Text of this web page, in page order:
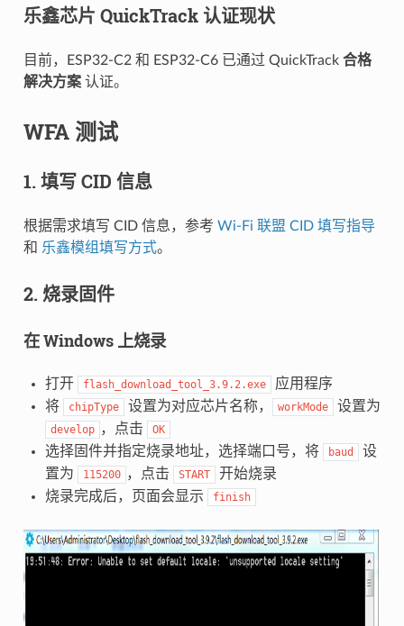
乐鑫芯片 QuickTrack 认证现状
目前，ESP32-C2 和 ESP32-C6 已通过 QuickTrack 合格
解决方案认证。
WFA 测试
1. 填写 CID 信息
根据需求填写 CID 信息，参考 Wi-Fi 联盟 CID 填写指导
和 乐鑫模组填写方式。
2. 烧录固件
在 Windows 上烧录
打开 flash_download_tool_3.9.2.exe
应用程序
将
chipType 设置为对应芯片名称， workMode 设置为
develop ，点击 OK
选择固件并指定烧录地址，选择端口号，将 baud
设
置为
115200 ，点击 START
开始烧录
烧录完成后，页面会显示
finish